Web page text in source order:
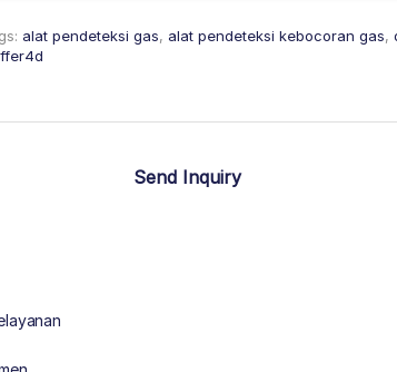
alat pendeteksi gas, alat pendeteksi kebocoran gas,
Send Inquiry